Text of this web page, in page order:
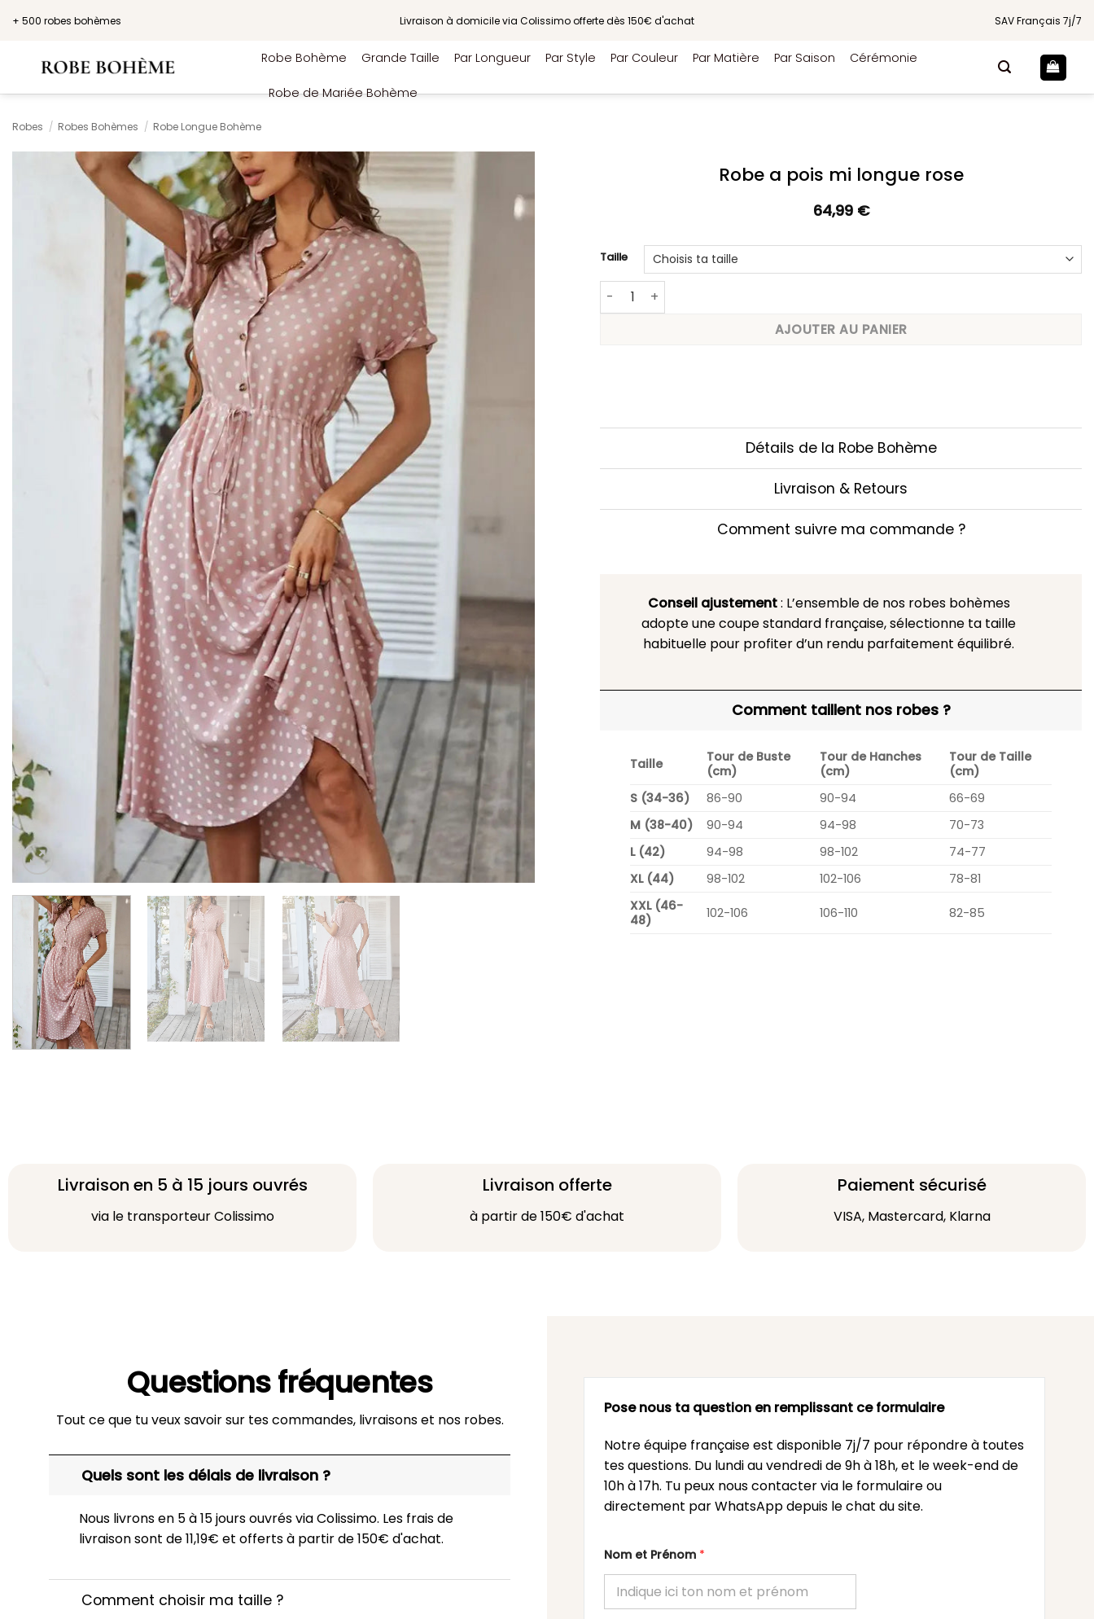
+ 500 robes bohèmes Livraison à domicile via Colissimo offerte dès 150€ d'achat SAV Français 7j/7
Robe Bohème Grande Taille Par Longueur Par Style Par Couleur Par Matière Par Saison Cérémonie
Robe de Mariée Bohème
Robes / Robes Bohèmes / Robe Longue Bohème
Robe a pois mi longue rose
64,99 €
Taille
quantité de Robe a pois mi longue rose
AJOUTER AU PANIER
Détails de la Robe Bohème
Livraison & Retours
Comment suivre ma commande ?
Conseil ajustement: L’ensemble de nos robes bohèmes
adopte une coupe standard française, sélectionne ta taille
habituelle pour profiter d’un rendu parfaitement équilibré.
Comment taillent nos robes ?
Taille
Tour de Buste
(cm)
Tour de Hanches
(cm)
Tour de Taille
(cm)
S (34-36)
86-90 90-94
66-69
M (38-40)
90-94 94-98
70-73
L (42)
94-98 98-102
74-77
XL (44)
98-102 102-106
78-81
XXL (46-
48)
102-106 106-110 82-85
Livraison en 5 à 15 jours ouvrés
via le transporteur Colissimo
Livraison offerte
à partir de 150€ d'achat
Paiement sécurisé
VISA, Mastercard, Klarna
Questions fréquentes
Tout ce que tu veux savoir sur tes commandes, livraisons et nos robes.
Quels sont les délais de livraison ?
Nous livrons en 5 à 15 jours ouvrés via Colissimo. Les frais de
livraison sont de 11,19€ et offerts à partir de 150€ d'achat.
Comment choisir ma taille ?
Pose nous ta question en remplissant ce formulaire
Notre équipe française est disponible 7j/7 pour répondre à toutes
tes questions. Du lundi au vendredi de 9h à 18h, et le week-end de
10h à 17h. Tu peux nous contacter via le formulaire ou
directement par WhatsApp depuis le chat du site.
Nom et Prénom *